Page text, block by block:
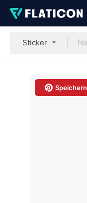
Sticker
Speichern